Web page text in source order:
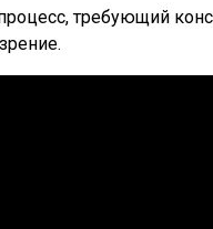
требующий